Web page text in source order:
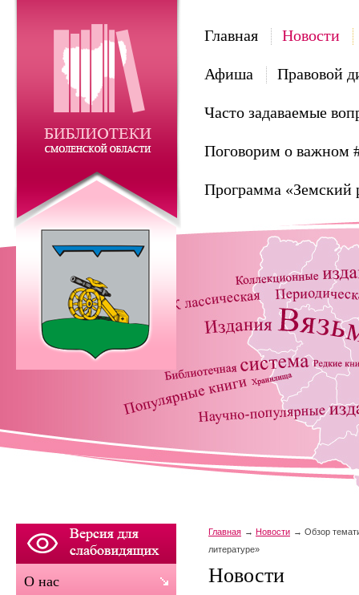
Главная Новости
Афиша Правовой
Часто задаваемые
Поговорим о важном
Программа «Земский
Главная Новости
Обзор
литературе»
Новости
О нас